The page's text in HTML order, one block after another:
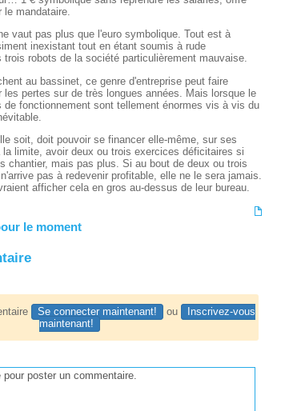
mandataire.
vaut pas plus que l'euro symbolique. Tout est à
inexistant tout en étant soumis à rude
trois robots de la société particulièrement mauvaise.
au bassinet, ce genre d'entreprise peut faire
les pertes sur de très longues années. Mais lorsque le
de fonctionnement sont tellement énormes vis à vis du
soit, doit pouvoir se financer elle-même, sur ses
limite, avoir deux ou trois exercices déficitaires si
chantier, mais pas plus. Si au bout de deux ou trois
pas à redevenir profitable, elle ne le sera jamais.
afficher cela en gros au-dessus de leur bureau.
le moment
Se connecter maintenant! ou
Inscrivez-vous
maintenant!